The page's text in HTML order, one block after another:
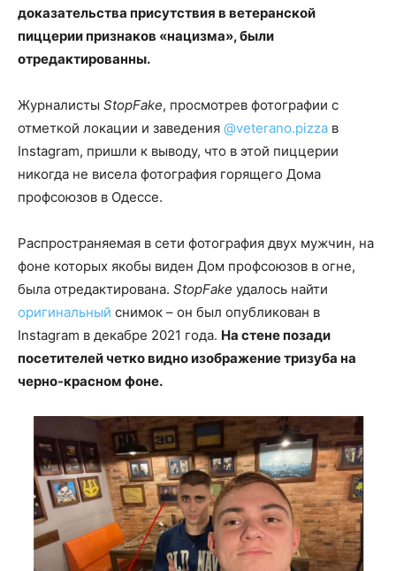
доказательства присутствия в ветеранской
пиццерии признаков «нацизма», были
отредактированны.
Журналисты StopFake, просмотрев фотографии с
отметкой локации и заведения @veterano.pizza в
Instagram, пришли к выводу, что в этой пиццерии
никогда не висела фотография горящего Дома
профсоюзов в Одессе.
Распространяемая в сети фотография двух мужчин, на
фоне которых якобы виден Дом профсоюзов в огне,
была отредактирована. StopFake удалось найти
оригинальный снимок – он был опубликован в
Instagram в декабре 2021 года. На стене позади
посетителей четко видно изображение тризуба на
черно-красном фоне.